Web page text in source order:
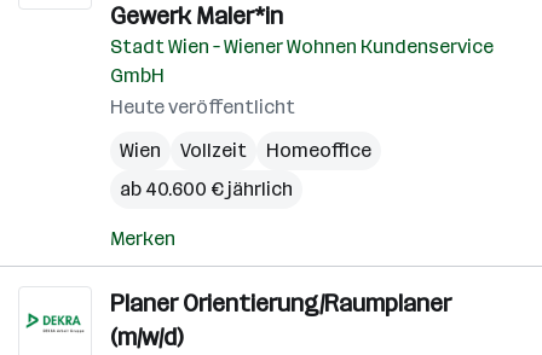
Gewerk Maler*in
Stadt Wien – Wiener Wohnen Kundenservice
GmbH
Heute veröffentlicht
Wien
Vollzeit
Homeoffice
ab 40.600 € jährlich
Merken
Planer Orientierung/Raumplaner
(m/w/d)